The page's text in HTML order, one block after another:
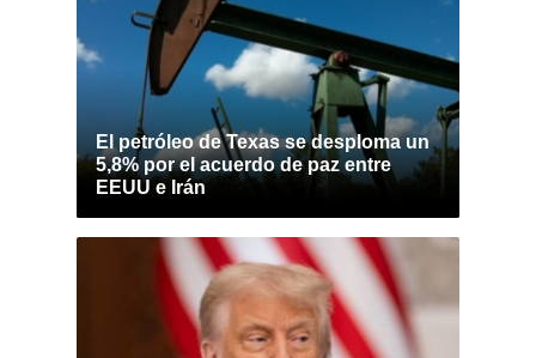
El petróleo de Texas se desploma un
5,8% por el acuerdo de paz entre
EEUU e Irán